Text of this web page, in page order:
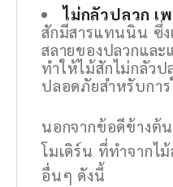
ไม่กลัวปลวก เ
สักมีสารแทนนิน ซึ่ง
สลายของปลวกแล
ทำให้ไม้สักไม่กลัวป
ปลอดภัยสำหรับการ
นอกจากข้อดีข้างต้
โมเดิร์น ที่ทำจากไ
อื่นๆ ดังนี้